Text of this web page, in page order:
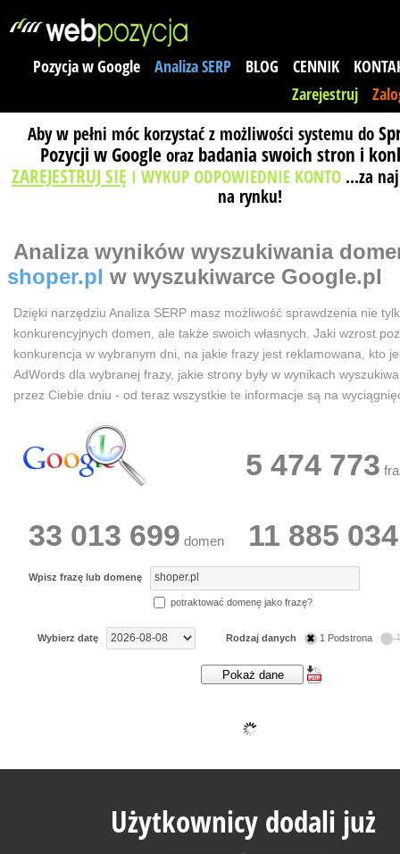
Pozycja w Google Analiza SERP BLOG CENNIK
Zarejestruj
Aby w pełni móc korzystać z możliwości systemu do
Pozycji w Google oraz badania swoich stron i
ZAREJESTRUJ SIĘ I WYKUP ODPOWIEDNIE KONTO ...za
na rynku!
Analiza wyników wyszukiwania
shoper.pl w wyszukiwarce Google.pl
Dzięki narzędziu Analiza SERP masz możliwość sprawdzenia nie
konkurencyjnych domen, ale także swoich własnych. Jaki wzrost
konkurencja w wybranym dni, na jakie frazy jest reklamowana, kto
AdWords dla wybranej frazy, jakie strony były w wynikach
przez Ciebie dniu - od teraz wszystkie te informacje są na
5 474 773
33 013 699 domen 11 885 034
Wpisz frazę lub domenę
potraktować domenę jako frazę?
Wybierz datę Rodzaj danych 1 Podstrona
Użytkownicy dodali już